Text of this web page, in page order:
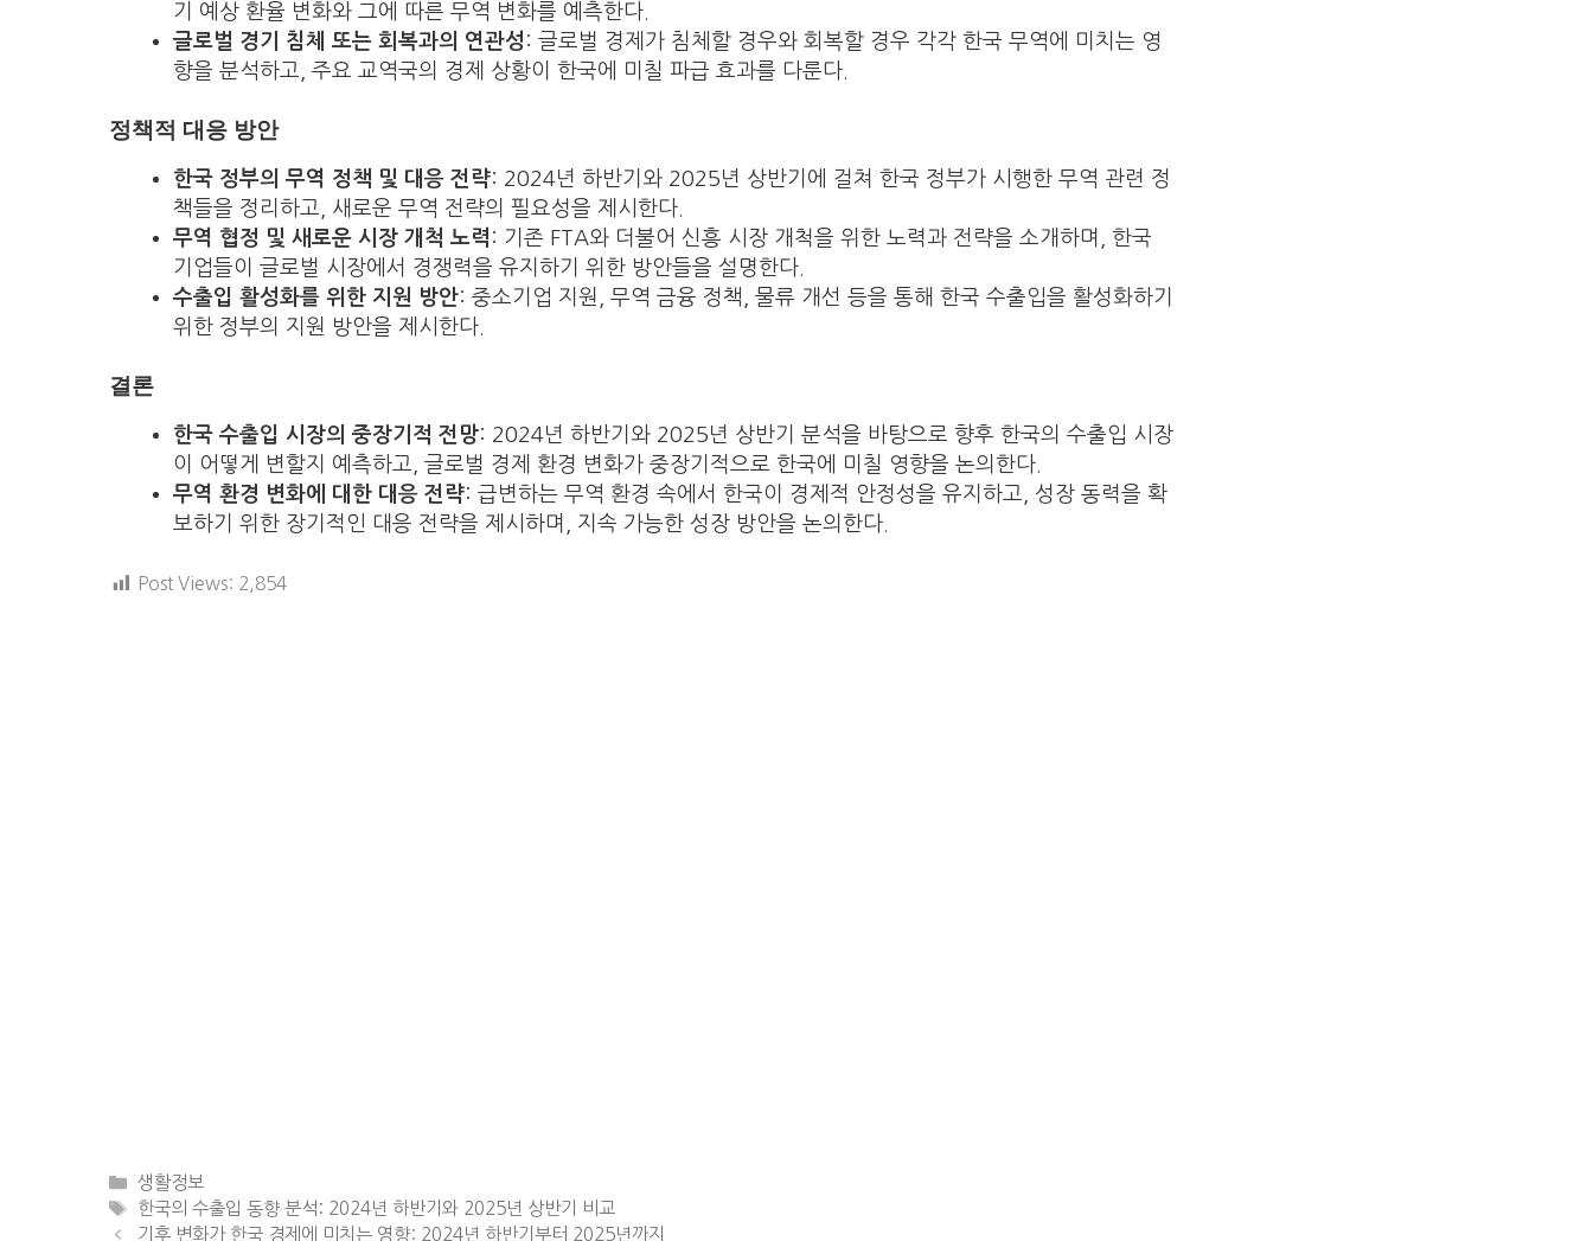
기 예상 환율 변화와 그에 따른 무역 변화를 예측한다.
글로벌 경기 침체 또는 회복과의 연관성 : 글로벌 경제가 침체할 경우와 회복할 경우 각각 한국 무역에 미치는 영
향을 분석하고, 주요 교역국의 경제 상황이 한국에 미칠 파급 효과를 다룬다.
정책적 대응 방안
한국 정부의 무역 정책 및 대응 전략: 2024년 하반기와 2025년 상반기에 걸쳐 한국 정부가 시행한 무역 관련 정
책들을 정리하고, 새로운 무역 전략의 필요성을 제시한다.
무역 협정 및 새로운 시장 개척 노력 : 기존 FTA와 더불어 신흥 시장 개척을 위한 노력과 전략을 소개하며, 한국
기업들이 글로벌 시장에서 경쟁력을 유지하기 위한 방안들을 설명한다.
수출입 활성화를 위한 지원 방안: 중소기업 지원, 무역 금융 정책, 물류 개선 등을 통해 한국 수출입을 활성화하기
위한 정부의 지원 방안을 제시한다.
결론
한국 수출입 시장의 중장기적 전망: 2024년 하반기와 2025년 상반기 분석을 바탕으로 향후 한국의 수출입 시장
이 어떻게 변할지 예측하고, 글로벌 경제 환경 변화가 중장기적으로 한국에 미칠 영향을 논의한다.
무역 환경 변화에 대한 대응 전략: 급변하는 무역 환경 속에서 한국이 경제적 안정성을 유지하고, 성장 동력을 확
보하기 위한 장기적인 대응 전략을 제시하며, 지속 가능한 성장 방안을 논의한다.
Post Views: 2,854
Categories
생활정보
Tags
한국의 수출입 동향 분석: 2024년 하반기와 2025년 상반기 비교
기후 변화가 한국 경제에 미치는 영향: 2024년 하반기부터 2025년까지